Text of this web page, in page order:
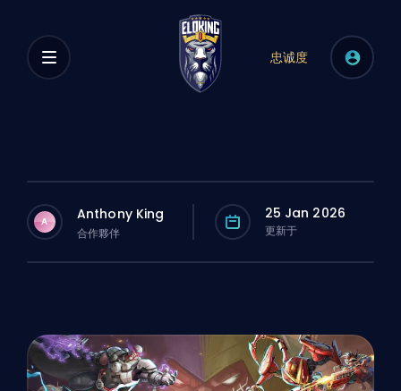
忠诚度
A Anthony King
合作夥伴
25 Jan 2026
更新于